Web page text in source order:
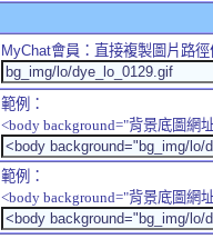
MyChat會員：直接複製圖片路
範例：
<body background="背景底圖網
範例：
<body background="背景底圖網